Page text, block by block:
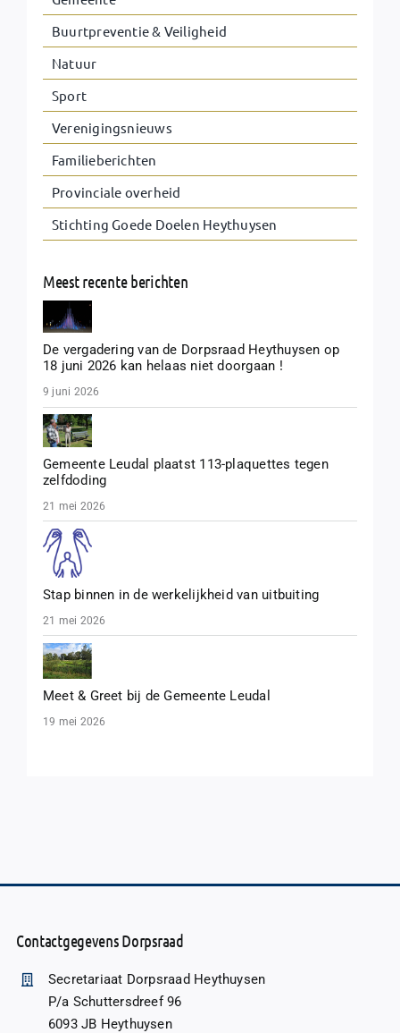
Buurtpreventie & Veiligheid
Natuur
Sport
Verenigingsnieuws
Familieberichten
Provinciale overheid
Stichting Goede Doelen Heythuysen
Meest recente berichten
De vergadering van de Dorpsraad Heythuysen op
18 juni 2026 kan helaas niet doorgaan !
9 juni 2026
Gemeente Leudal plaatst 113-plaquettes tegen
zelfdoding
21 mei 2026
Stap binnen in de werkelijkheid van uitbuiting
21 mei 2026
Meet & Greet bij de Gemeente Leudal
19 mei 2026
Contactgegevens Dorpsraad
Secretariaat Dorpsraad Heythuysen
P/a Schuttersdreef 96
6093 JB Heythuysen